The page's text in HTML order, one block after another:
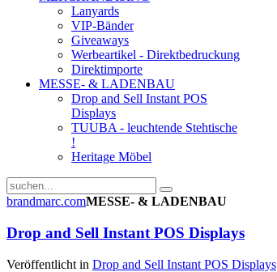
Lanyards
VIP-Bänder
Giveaways
Werbeartikel - Direktbedruckung
Direktimporte
MESSE- & LADENBAU
Drop and Sell Instant POS
Displays
TUUBA - leuchtende Stehtische
!
Heritage Möbel
brandmarc.comMESSE- & LADENBAU
Drop and Sell Instant POS Displays
Veröffentlicht in Drop and Sell Instant POS Displays